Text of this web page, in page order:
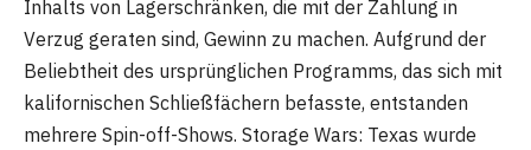
Inhalts von Lagerschränken, die mit der Zahlung in
Verzug geraten sind, Gewinn zu machen. Aufgrund der
Beliebtheit des ursprünglichen Programms, das sich mit
kalifornischen Schließfächern befasste, entstanden
mehrere Spin-off-Shows. Storage Wars: Texas wurde